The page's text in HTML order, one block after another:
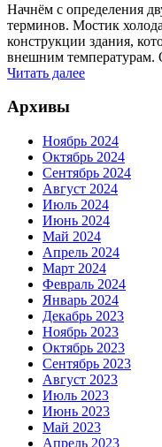
Начнём с определения
терминов. Мостик
конструкции здания,
внешним температурам.
Читать далее
Архивы
Ноябрь 2024
Октябрь 2024
Сентябрь 2024
Август 2024
Июль 2024
Июнь 2024
Май 2024
Апрель 2024
Март 2024
Февраль 2024
Январь 2024
Декабрь 2023
Ноябрь 2023
Октябрь 2023
Сентябрь 2023
Август 2023
Июль 2023
Июнь 2023
Май 2023
Апрель 2023